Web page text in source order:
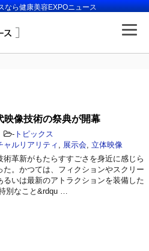
なら健康美容EXPOニュース
映像技術の祭典が開幕
- トピックス
ャルリアリティ 展示会
立体映像
術革新がもたらすすごさを身近に感じら
た。かつては、フィクションやスクリー
るいは最新のアトラクションを装備した
別なこと&rdqu …